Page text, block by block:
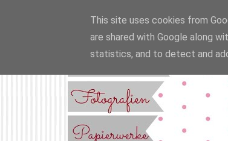
This site uses cookies from
are shared with Google along
statistics, and to detect and